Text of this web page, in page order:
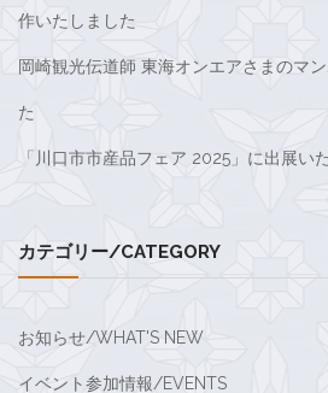
作いたしました
岡崎観光伝道師 東海オンエアさまのマ
た
「川口市市産品フェア 2025」に出展い
カテゴリー/CATEGORY
お知らせ/WHAT'S NEW
イベント参加情報/EVENTS